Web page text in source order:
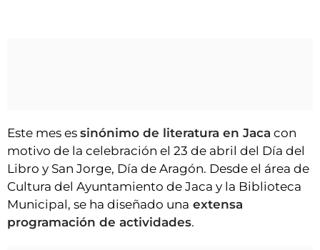
INICIAR SESIÓN
Este mes es sinónimo de literatura en Jaca con
motivo de la celebración el 23 de abril del Día del
Libro y San Jorge, Día de Aragón. Desde el área de
Cultura del Ayuntamiento de Jaca y la Biblioteca
Municipal, se ha diseñado una extensa
programación de actividades.